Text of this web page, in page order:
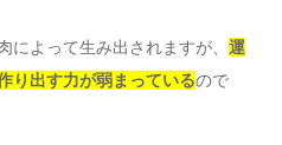
によって生み出されますが、 運
り出す力が弱まっているので